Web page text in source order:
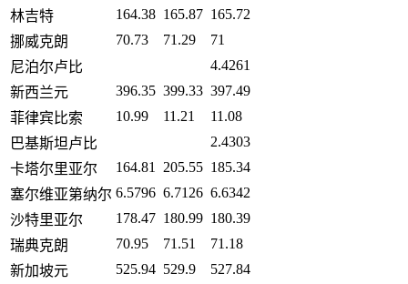
林吉特
164.38 165.87 165.72
挪威克朗
70.73 71.29
71
尼泊尔卢比
4.4261
新西兰元
396.35 399.33 397.49
菲律宾比索
10.99 11.21
11.08
巴基斯坦卢比
2.4303
卡塔尔里亚尔
164.81 205.55 185.34
塞尔维亚第纳尔 6.5796 6.7126 6.6342
沙特里亚尔
178.47 180.99 180.39
瑞典克朗
70.95 71.51
71.18
新加坡元
525.94 529.9
527.84